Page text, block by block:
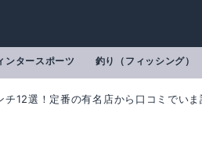
ンタースポーツ 釣り（フィッシング）
12選！定番の有名店から口コミでいま